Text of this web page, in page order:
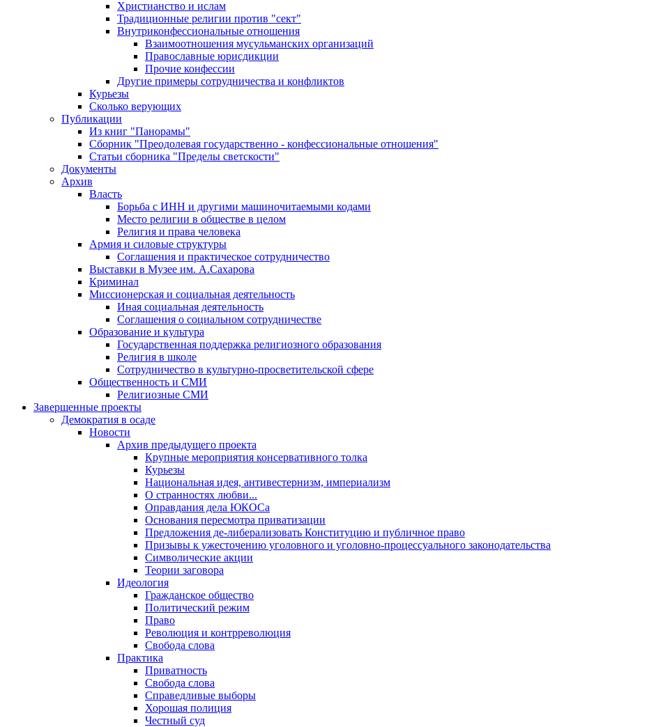
Христианство и ислам
Традиционные религии против "сект"
Внутриконфессиональные отношения
Взаимоотношения мусульманских организаций
Православные юрисдикции
Прочие конфессии
Другие примеры сотрудничества и конфликтов
Курьезы
Сколько верующих
Публикации
Из книг "Панорамы"
Сборник "Преодолевая государственно - конфессиональные отношения"
Статьи сборника "Пределы светскости"
Документы
Архив
Власть
Борьба с ИНН и другими машиночитаемыми кодами
Место религии в обществе в целом
Религия и права человека
Армия и силовые структуры
Соглашения и практическое сотрудничество
Выставки в Музее им. А.Сахарова
Криминал
Миссионерская и социальная деятельность
Иная социальная деятельность
Соглашения о социальном сотрудничестве
Образование и культура
Государственная поддержка религиозного образования
Религия в школе
Сотрудничество в культурно-просветительской сфере
Общественность и СМИ
Религиозные СМИ
Завершенные проекты
Демократия в осаде
Новости
Архив предыдущего проекта
Крупные мероприятия консервативного толка
Курьезы
Национальная идея, антивестернизм, империализм
О странностях любви...
Оправдания дела ЮКОСа
Основания пересмотра приватизации
Предложения де-либерализовать Конституцию и публичное право
Призывы к ужесточению уголовного и уголовно-процессуального законодательства
Символические акции
Теории заговора
Идеология
Гражданское общество
Политический режим
Право
Революция и контрреволюция
Свобода слова
Практика
Приватность
Свобода слова
Справедливые выборы
Хорошая полиция
Честный суд